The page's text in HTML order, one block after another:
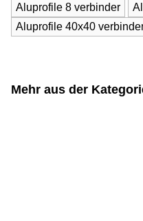
Aluprofile 8 verbinder
Aluprofile 40x40
Mehr aus der